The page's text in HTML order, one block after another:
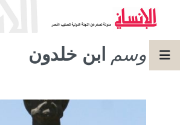
وسم ابن خلدون